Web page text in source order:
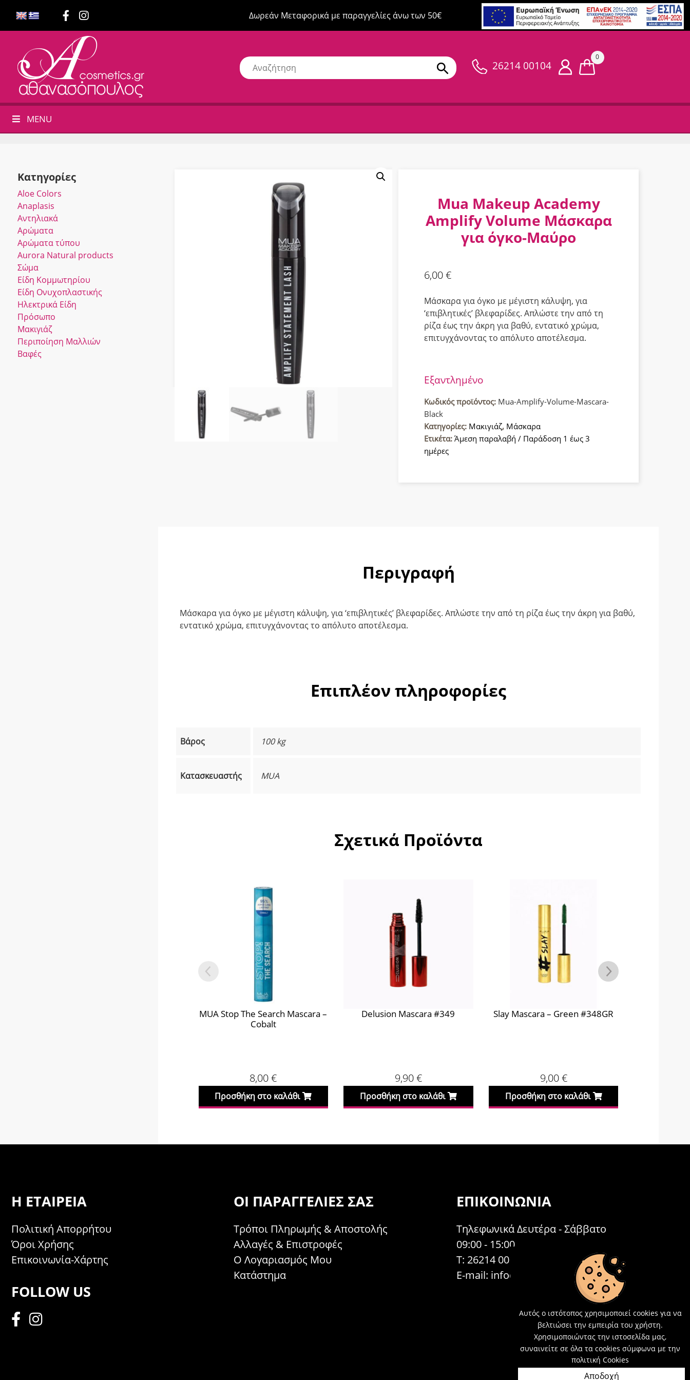
Δωρεάν Μεταφορικά με παραγγελίες άνω των 50€
26214 00104
0
MENU
Κατηγορίες
Αloe Colors
Anaplasis
Αντηλιακά
Αρώματα
Αρώματα τύπου
Αurora Νatural products
Σώμα
Είδη Κομμωτηρίου
Είδη Ονυχοπλαστικής
Ηλεκτρικά Είδη
Πρόσωπο
Μακιγιάζ
Περιποίηση Μαλλιών
Βαφές
Mua Makeup Academy
Amplify Volume Μάσκαρα
για όγκο-Μαύρο
6,00€
Μάσκαρα για όγκο με μέγιστη κάλυψη, για
‘επιβλητικές’ βλεφαρίδες. Απλώστε την από τη
ρίζα έως την άκρη για βαθύ, εντατικό χρώμα,
επιτυγχάνοντας το απόλυτο αποτέλεσμα.
Εξαντλημένο
Κωδικός προϊόντος: Mua-Amplify-Volume-Mascara-
Black
Κατηγορίες: Μακιγιάζ, Μάσκαρα
Ετικέτα: Άμεση παραλαβή / Παράδοση 1 έως 3
ημέρες
Περιγραφή
Μάσκαρα για όγκο με μέγιστη κάλυψη, για ‘επιβλητικές’ βλεφαρίδες. Απλώστε την από τη ρίζα έως την άκρη για βαθύ,
εντατικό χρώμα, επιτυγχάνοντας το απόλυτο αποτέλεσμα.
Επιπλέον πληροφορίες
Βάρος 100 kg
Κατασκευαστής MUA
Σχετικά Προϊόντα
MUA Stop The Search Mascara –
Cobalt
8,00€
Προσθήκη στο καλάθι
Delusion Mascara #349
9,90€
Προσθήκη στο καλάθι
Slay Mascara – Green #348GR
9,00€
Προσθήκη στο καλάθι
Η ΕΤΑΙΡΕΊΑ
Πολιτική Απορρήτου
Όροι Χρήσης
Επικοινωνία-Χάρτης
FOLLOW US
ΟΙ ΠΑΡΑΓΓΕΛΊΕΣ ΣΑΣ
Τρόποι Πληρωμής & Αποστολής
Αλλαγές & Επιστροφές
Ο Λογαριασμός Μου
Κατάστημα
ΕΠΙΚΟΙΝΩΝΊΑ
Τηλεφωνικά Δευτέρα - Σάββατο
09:00 - 15:00
Τ: 26214 00104
E-mail: info@acosmetics.gr
Αυτός ο ιστότοπος χρησιμοποιεί cookies για να
βελτιώσει την εμπειρία του χρήστη.
Χρησιμοποιώντας την ιστοσελίδα μας,
συναινείτε σε όλα τα cookies σύμφωνα με την
πολιτική Cookies
Αποδοχή